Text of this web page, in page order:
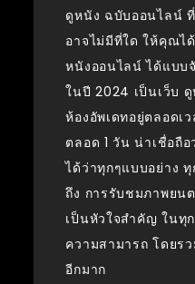
ดูหนัง ฉบับออนไลน์
อาจไม่มีที่ใด ให้คุณไ
หนังออนไลน์ ได้แบบ
ในปี 2024 เป็นเว็บ
ห้องอัพเดทอยู่ตลอดเ
ตลอด 1 วัน น่าเชื่อถื
ได้ว่าทุกๆแบบอย่าง
ถึง การรับชมภาพยน
เป็นหัวใจสำคัญ ในทุ
ความสามารถ โดยร
อีกมาก